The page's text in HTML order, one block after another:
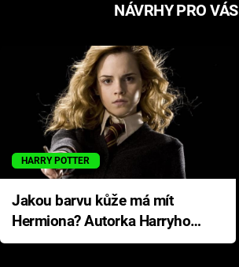
NÁVRHY PRO VÁS
HARRY POTTER
Jakou barvu kůže má mít
Hermiona? Autorka Harryho
Pottera přišla s ráznou